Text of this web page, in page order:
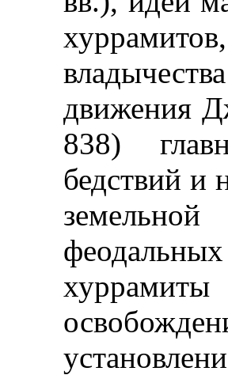
движения
838)
бедствий и